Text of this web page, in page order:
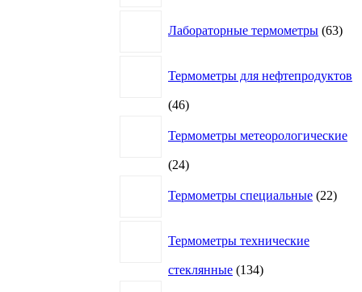
Лабораторные термометры 63
Термометры для нефтепродуктов
4646
Термометры метеорологические
2424
Термометры специальные 22
Термометры технические
стеклянные 134134